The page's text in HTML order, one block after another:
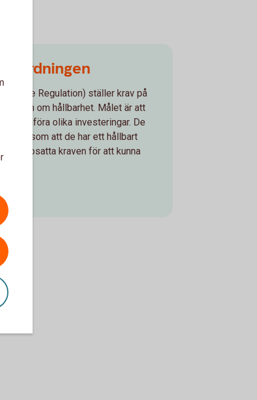
Regulation) ställer krav på
om hållbarhet. Målet är att
jämföra olika investeringar. De
sig som att de har ett hållbart
de uppsatta kraven för att kunna